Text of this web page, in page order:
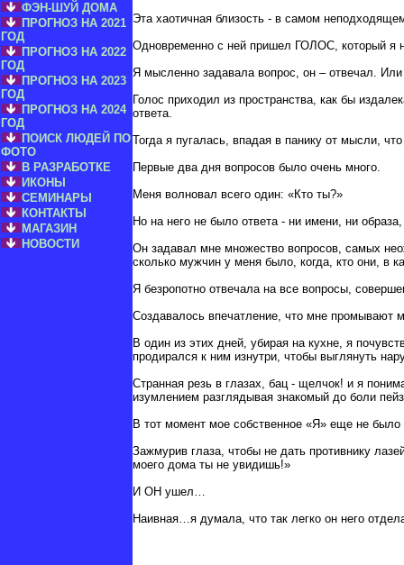
ФЭН-ШУЙ ДОМА
ПРОГНОЗ НА 2021
ГОД
ПРОГНОЗ НА 2022
ГОД
ПРОГНОЗ НА 2023
ГОД
ПРОГНОЗ НА 2024
ГОД
ПОИСК ЛЮДЕЙ ПО
ФОТО
В РАЗРАБОТКЕ
ИКОНЫ
СЕМИНАРЫ
КОНТАКТЫ
МАГАЗИН
НОВОСТИ
Эта хаотичная близость - в самом
Одновременно с ней пришел ГОЛОС, который я
Я мысленно задавала вопрос, он – отвечал. Или
Голос приходил из пространства, как бы
ответа.
Тогда я пугалась, впадая в панику от мысли,
Первые два дня вопросов было очень много.
Меня волновал всего один: «Кто ты?»
Но на него не было ответа - ни имени, ни
Он задавал мне множество вопросов, самых
сколько мужчин у меня было, когда, кто они, в
Я безропотно отвечала на все вопросы,
Создавалось впечатление, что мне промывают
В один из этих дней, убирая на кухне, я
продирался к ним изнутри, чтобы выглянуть
Странная резь в глазах, бац - щелчок! и я
изумлением разглядывая знакомый до боли
В тот момент мое собственное «Я» еще не было
Зажмурив глаза, чтобы не дать противнику
моего дома ты не увидишь!»
И ОН ушел…
Наивная…я думала, что так легко он него